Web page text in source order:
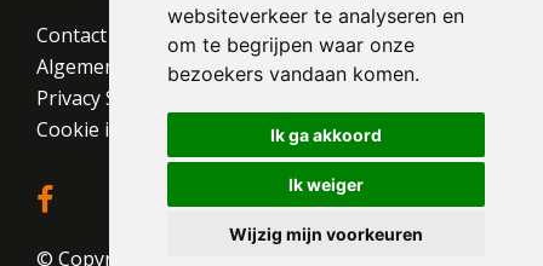
websiteverkeer te analyseren en
om te begrijpen waar onze
bezoekers vandaan komen.
Ik ga akkoord
Ik weiger
Wijzig mijn voorkeuren
Contact
Algemene voorwaarden
Privacy Statement
Cookie instellingen
© Copyright 2026